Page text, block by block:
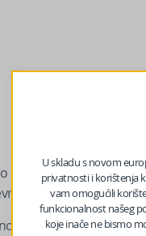
može padati slab
temperatura zraka
oblačno vrijeme. U
U skladu s novom
privatnosti i korištenja
vam omogućili
funkcionalnost našeg
koje inače ne bismo